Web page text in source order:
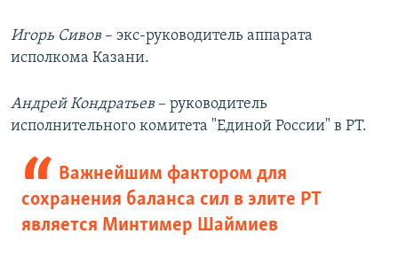
Игорь Сивов – экс-руководитель аппарата
исполкома Казани.
Андрей Кондратьев – руководитель
исполнительного комитета "Единой России" в РТ.
Важнейшим фактором для
сохранения баланса сил в элите РТ
является Минтимер Шаймиев​